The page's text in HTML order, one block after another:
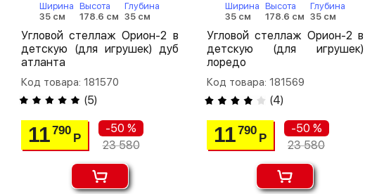
Ширина
35 см
Высота
178.6 см
Глубина
35 см
Угловой стеллаж Орион-2 в
детскую (для игрушек) дуб
атланта
Код товара: 181570
(5)
11790
Р
-50 %
23 580
Ширина
35 см
Высота
178.6 см
Глубина
35 см
Угловой стеллаж Орион-2 в
детскую (для игрушек)
лоредо
Код товара: 181569
(4)
11790
Р
-50 %
23 580